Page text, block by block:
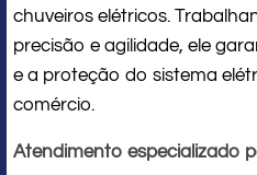
chuveiros elétricos.
precisão e agilidade, ele
e a proteção do sistema
comércio.
Atendimento especializado